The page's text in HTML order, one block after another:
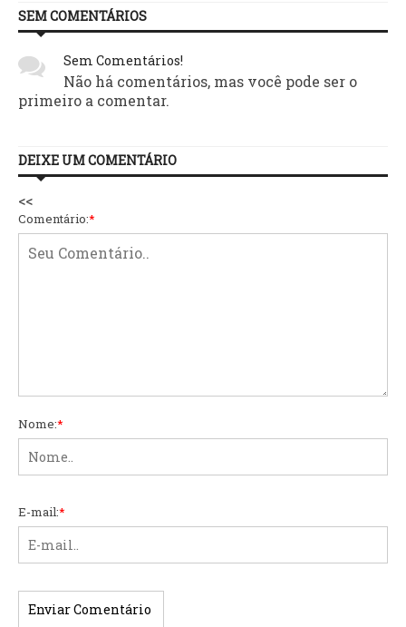
SEM COMENTÁRIOS
Sem Comentários!
Não há comentários, mas você pode ser o
primeiro a comentar.
DEIXE UM COMENTÁRIO
<<
Comentário:*
Nome:*
E-mail:*